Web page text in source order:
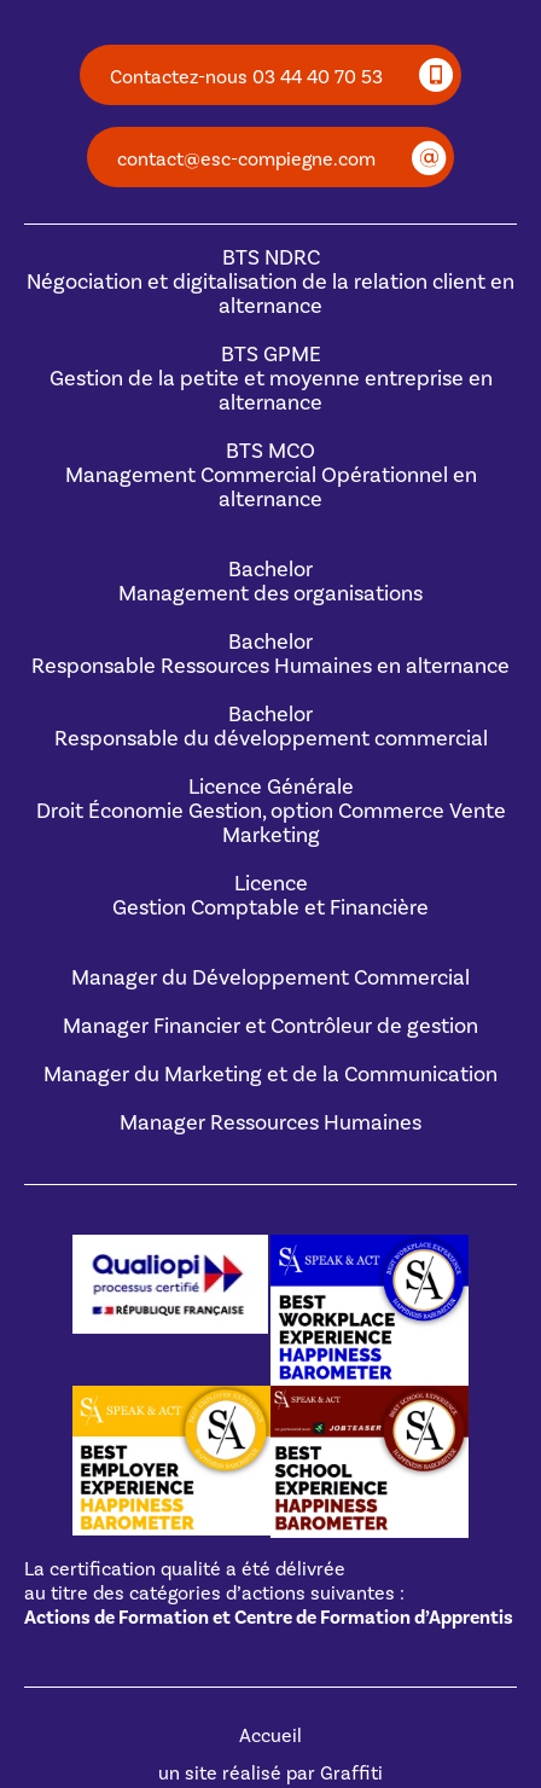
Contactez-nous 03 44 40 70 53
contact@esc-compiegne.com
BTS NDRC
Négociation et digitalisation de la relation client en
alternance
BTS GPME
Gestion de la petite et moyenne entreprise en
alternance
BTS MCO
Management Commercial Opérationnel en
alternance
Bachelor
Management des organisations
Bachelor
Responsable Ressources Humaines en alternance
Bachelor
Responsable du développement commercial
Licence Générale
Droit Économie Gestion, option Commerce Vente
Marketing
Licence
Gestion Comptable et Financière
Manager du Développement Commercial
Manager Financier et Contrôleur de gestion
Manager du Marketing et de la Communication
Manager Ressources Humaines
La certification qualité a été délivrée
au titre des catégories d’actions suivantes :
Actions de Formation et Centre de Formation d’Apprentis
Accueil
un site réalisé par Graffiti